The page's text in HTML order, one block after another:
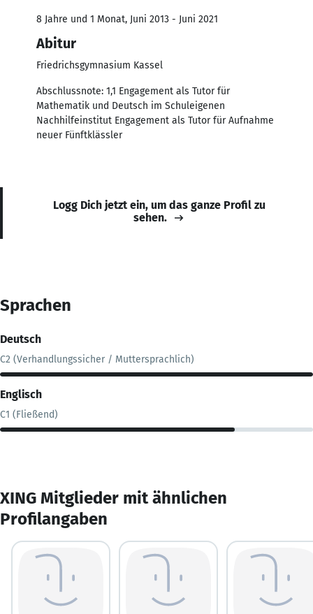
8 Jahre und 1 Monat, Juni 2013 - Juni 2021
Abitur
Friedrichsgymnasium Kassel
Abschlussnote: 1,1 Engagement als Tutor für
Mathematik und Deutsch im Schuleigenen
Nachhilfeinstitut Engagement als Tutor für Aufnahme
neuer Fünftklässler
Logg Dich jetzt ein, um das ganze Profil zu
sehen.
Sprachen
Deutsch
C2 (Verhandlungssicher / Muttersprachlich)
Englisch
C1 (Fließend)
XING Mitglieder mit ähnlichen
Profilangaben